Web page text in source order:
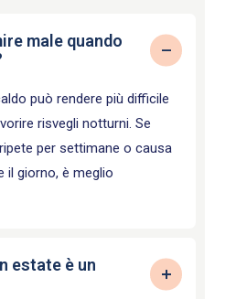
male quando
può rendere più difficile
risvegli notturni. Se
per settimane o causa
il giorno, è meglio
estate è un